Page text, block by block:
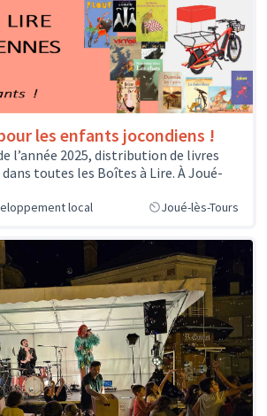
les enfants jocondiens !
l’année 2025, distribution de livres
toutes les Boîtes à Lire. À Joué-
local Joué-lès-Tours